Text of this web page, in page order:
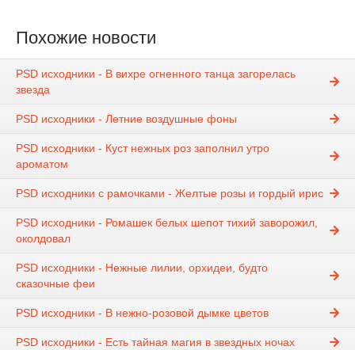
Похожие новости
PSD исходники - В вихре огненного танца загорелась
звезда
PSD исходники - Летние воздушные фоны
PSD исходники - Куст нежных роз заполнил утро
ароматом
PSD исходники с рамочками - Желтые розы и гордый ирис
PSD исходники - Ромашек белых шепот тихий заворожил,
околдовал
PSD исходники - Нежные лилии, орхидеи, будто
сказочные феи
PSD исходники - В нежно-розовой дымке цветов
PSD исходники - Есть тайная магия в звездных ночах